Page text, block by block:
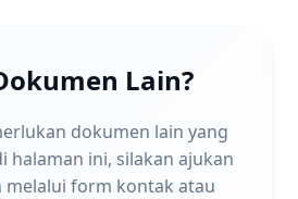
Lain?
dokumen lain yang
halaman ini, silakan ajukan
melalui form kontak atau